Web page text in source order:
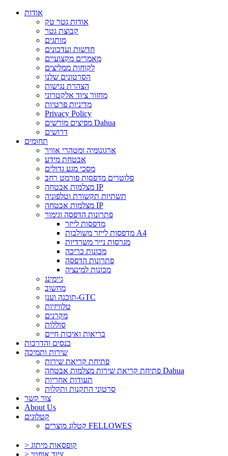
אודות
אודות גטר טק
קבוצת גטר
מותגים
חדשות ועדכונים
מאמרים מקצועיים
לקוחות ממליצים
הסרטונים שלנו
הצהרת נגישות
מחזור ציוד אלקטרוני
מדיניות פרטיות
Privacy Policy
מפיצים מורשים Dahua
דרושים
תחומים
ארגונומיה ומטהרי אוויר
אבטחת מידע
מסכי מגע גדולים
פלוטרים מדפסות פורמט רחב
מצלמות אבטחה IP
תשתיות תקשורת וטלפוניה
מצלמות אבטחה IP
פתרונות הדפסה וגימור
מדפסות לייזר
מדפסות לייזר משולבות A4
מגרסות נייר משרדיות
מכונות כריכה
פתרונות הדפסה
מכונות למינציה
גיימינג
מחשוב
תוכנה וענן-GTC
טלוויזיות
מקרנים
סוללות
בריאות ואיכות חיים
כנסים והדרכות
שירות ותמיכה
פתיחת קריאת שירות
פתיחת קריאת שירות מצלמות אבטחה Dahua
תעודות אחריות
סרטוני התקנות ותקלות
צור קשר
About Us
קטלוגים
קטלוג מוצרים FELLOWES
> קופסאות מיתוג
> ציוד אופטי